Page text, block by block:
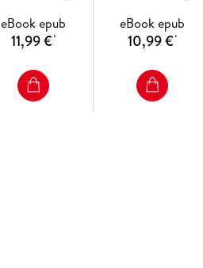
Opfer?
eBook epub
11,99 €*
eBook epub
10,99 €*